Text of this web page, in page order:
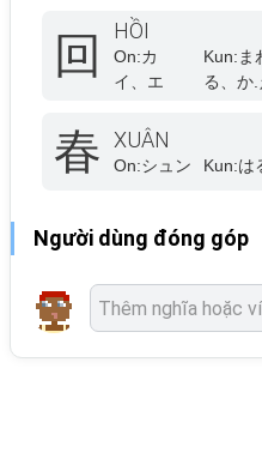
回 HỒI
On:カ
イ、エ
Kun: ま
る、か.
春 XUÂN
On:シュン Kun:は
Người dùng đóng góp